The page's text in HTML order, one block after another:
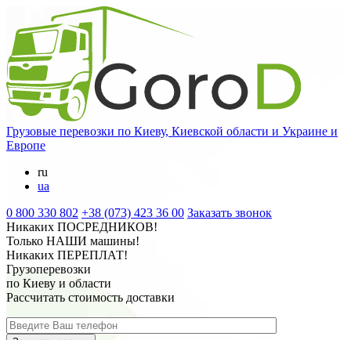
Грузовые перевозки по Киеву, Киевской области и Украине и
Европе
ru
ua
0 800 330 802 +38 (073) 423 36 00 Заказать звонок
Никаких ПОСРЕДНИКОВ!
Только НАШИ машины!
Никаких ПЕРЕПЛАТ!
Грузоперевозки
по Киеву и области
Рассчитать стоимость доставки